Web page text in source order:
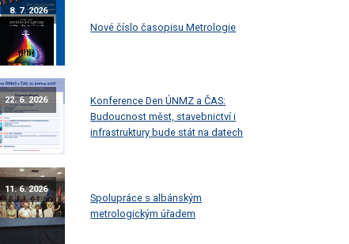
8. 7. 2026
Nové číslo časopisu Metrologie
22. 6. 2026
Konference Den ÚNMZ a ČAS:
Budoucnost měst, stavebnictví i
infrastruktury bude stát na datech
11. 6. 2026
Spolupráce s albánským
metrologickým úřadem